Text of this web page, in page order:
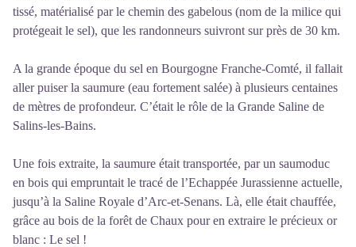
tissé, matérialisé par le chemin des gabelous (nom de la milice qui
protégeait le sel), que les randonneurs suivront sur près de 30 km.
A la grande époque du sel en Bourgogne Franche-Comté, il fallait
aller puiser la saumure (eau fortement salée) à plusieurs centaines
de mètres de profondeur. C’était le rôle de la Grande Saline de
Salins-les-Bains.
Une fois extraite, la saumure était transportée, par un saumoduc
en bois qui empruntait le tracé de l’Echappée Jurassienne actuelle,
jusqu’à la Saline Royale d’Arc-et-Senans. Là, elle était chauffée,
grâce au bois de la forêt de Chaux pour en extraire le précieux or
blanc : Le sel !